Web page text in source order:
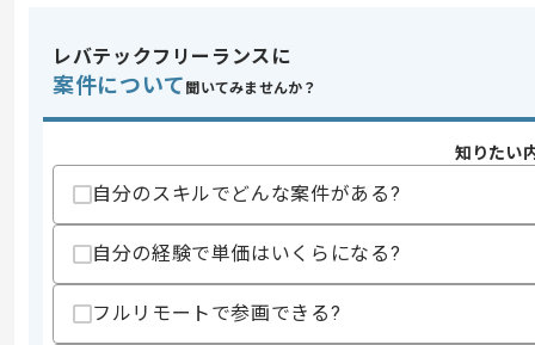
スキル
・要件定義経験(1年以上)
・システム化方針や実現方式を主体的
・フロントエンドおよびバックエンド
・1人称での設計工程経験
歓迎スキル
レバテックフリーランスに
案件について 聞いてみませんか？
知りたい
自分のスキルでどんな案件がある?
自分の経験で単価はいくらになる?
フルリモートで参画できる?